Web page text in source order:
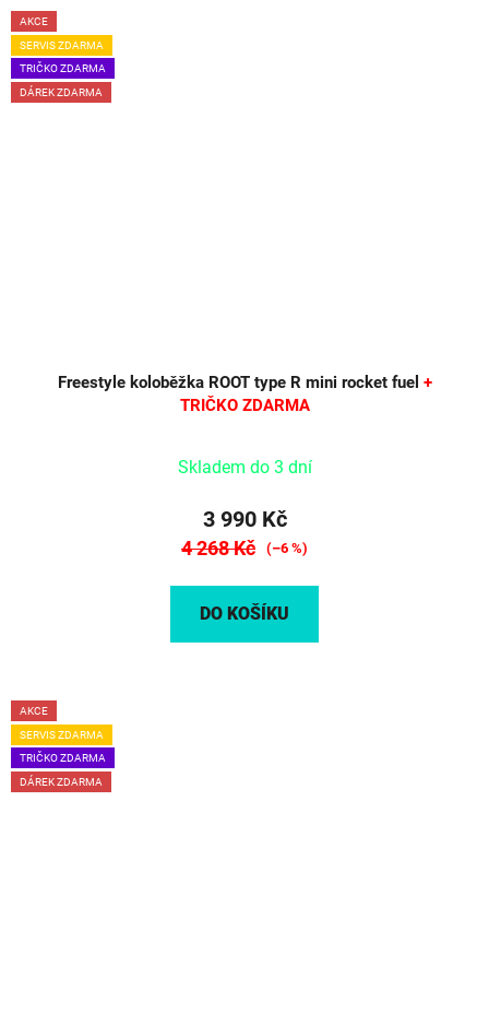
AKCE
SERVIS ZDARMA
TRIČKO ZDARMA
DÁREK ZDARMA
Freestyle koloběžka ROOT type R mini rocket fuel +
TRIČKO ZDARMA
Skladem do 3 dní
3 990 Kč
4 268 Kč (–6 %)
DO KOŠÍKU
AKCE
SERVIS ZDARMA
TRIČKO ZDARMA
DÁREK ZDARMA